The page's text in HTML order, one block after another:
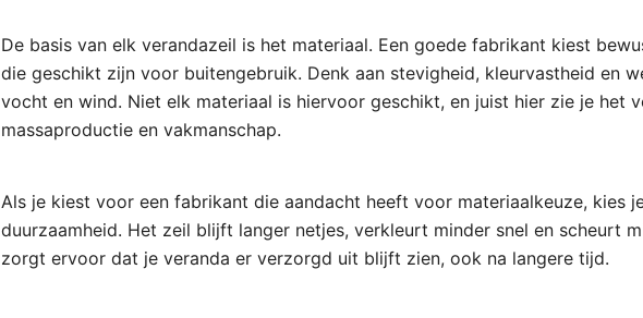
De basis van elk verandazeil is het materiaal. Een goede fabrikant kiest
die geschikt zijn voor buitengebruik. Denk aan stevigheid, kleurvastheid en
vocht en wind. Niet elk materiaal is hiervoor geschikt, en juist hier zie je het
massaproductie en vakmanschap.
Als je kiest voor een fabrikant die aandacht heeft voor materiaalkeuze, kies
duurzaamheid. Het zeil blijft langer netjes, verkleurt minder snel en scheurt
zorgt ervoor dat je veranda er verzorgd uit blijft zien, ook na langere tijd.